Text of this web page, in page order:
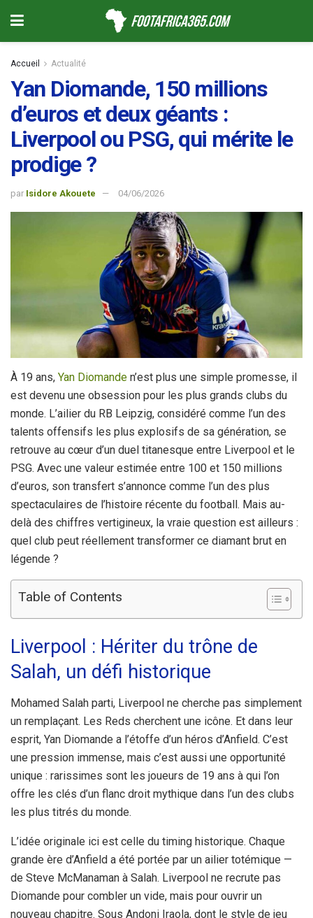
Accueil Actualité
Yan Diomande, 150 millions
d’euros et deux géants :
Liverpool ou PSG, qui mérite le
prodige ?
par Isidore Akouete 04/06/2026
À 19 ans, Yan Diomande n’est plus une simple promesse, il
est devenu une obsession pour les plus grands clubs du
monde. L’ailier du RB Leipzig, considéré comme l’un des
talents offensifs les plus explosifs de sa génération, se
retrouve au cœur d’un duel titanesque entre Liverpool et le
PSG. Avec une valeur estimée entre 100 et 150 millions
d’euros, son transfert s’annonce comme l’un des plus
spectaculaires de l’histoire récente du football. Mais au-
delà des chiffres vertigineux, la vraie question est ailleurs :
quel club peut réellement transformer ce diamant brut en
légende ?
Table of Contents
Liverpool : Hériter du trône de
Salah, un défi historique
Mohamed Salah parti, Liverpool ne cherche pas simplement
un remplaçant. Les Reds cherchent une icône. Et dans leur
esprit, Yan Diomande a l’étoffe d’un héros d’Anfield. C’est
une pression immense, mais c’est aussi une opportunité
unique : rarissimes sont les joueurs de 19 ans à qui l’on
offre les clés d’un flanc droit mythique dans l’un des clubs
les plus titrés du monde.
L’idée originale ici est celle du timing historique. Chaque
grande ère d’Anfield a été portée par un ailier totémique —
de Steve McManaman à Salah. Liverpool ne recrute pas
Diomande pour combler un vide, mais pour ouvrir un
nouveau chapitre. Sous Andoni Iraola, dont le style de jeu